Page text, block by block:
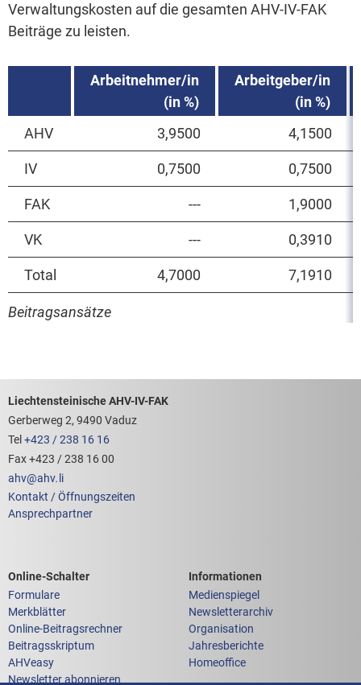
Verwaltungskosten auf die gesamten AHV-IV-FAK
Beiträge zu leisten.
Beitragsansätze
Arbeitnehmer/in
(in %)
Arbeitgeber/in
(in %)
AHV
3,9500 4,1500
IV 0,7500 0,7500
FAK --- 1,9000
VK --- 0,3910
Total 4,7000 7,1910
Footerbereich mit hilfreichen Links
Liechtensteinische AHV-IV-FAK
Gerberweg 2, 9490 Vaduz
Tel +423 / 238 16 16
Fax +423 / 238 16 00
ahv@ahv. li
Kontakt / Öffnungszeiten
Ansprechpartner
Links zum
Online-Schalter
Formulare
Merkblätter
Online-Beitragsrechner
Beitragsskriptum
AHVeasy
Newsletter abonnieren
Links zu weiteren
Informationen
Medienspiegel
Newsletterarchiv
Organisation
Jahresberichte
Homeoffice